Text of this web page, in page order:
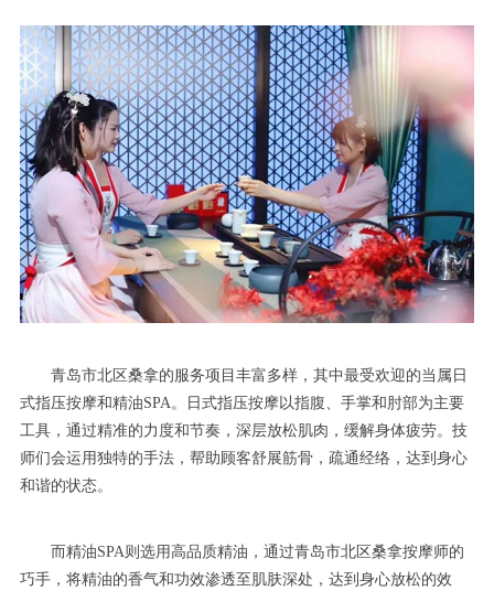
青岛市北区桑拿的服务项目丰富多样，其中最受欢迎的当属日
式指压按摩和精油SPA。日式指压按摩以指腹、手掌和肘部为主要
工具，通过精准的力度和节奏，深层放松肌肉，缓解身体疲劳。技
师们会运用独特的手法，帮助顾客舒展筋骨，疏通经络，达到身心
和谐的状态。
而精油SPA则选用高品质精油，通过青岛市北区桑拿按摩师的
巧手，将精油的香气和功效渗透至肌肤深处，达到身心放松的效